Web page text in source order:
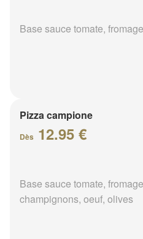
Base sauce tomate,
Pizza campione
Dès 12.95 €
Base sauce tomate,
champignons, oeuf, olives